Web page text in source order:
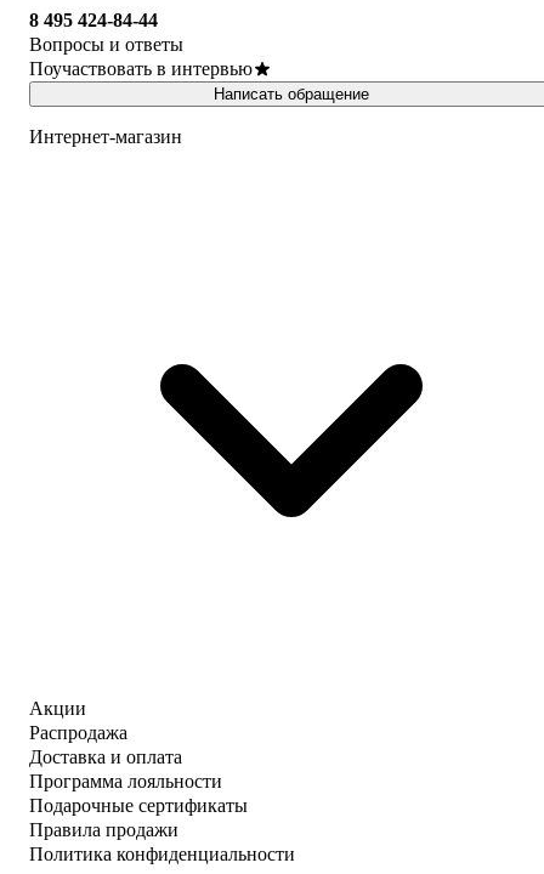
8 495 424-84-44
Вопросы и ответы
Поучаствовать в интервью
Написать обращение
Интернет-магазин
Акции
Распродажа
Доставка и оплата
Программа лояльности
Подарочные сертификаты
Правила продажи
Политика конфиденциальности